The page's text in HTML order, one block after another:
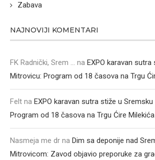
Zabava
NAJNOVIJI KOMENTARI
FK Radnički, Srem ... na EXPO karavan
Mitrovicu: Program od 18 časova na Trgu
Felt na EXPO karavan sutra stiže u
Program od 18 časova na Trgu Ćire Milekića
Nasmeja me dr na Dim sa deponije nad
Mitrovicom: Zavod objavio preporuke za